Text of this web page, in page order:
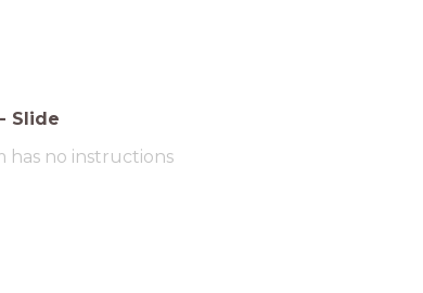
- Slide
has no instructions